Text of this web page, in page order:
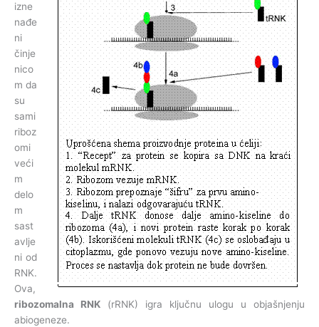
izne
nađe
ni
činje
nico
m da
su
sami
riboz
omi
veći
m
delo
m
sast
avlje
ni od
RNK.
Ova,
ribozomalna RNK (rRNK) igra ključnu ulogu u objašnjenju
abiogeneze.